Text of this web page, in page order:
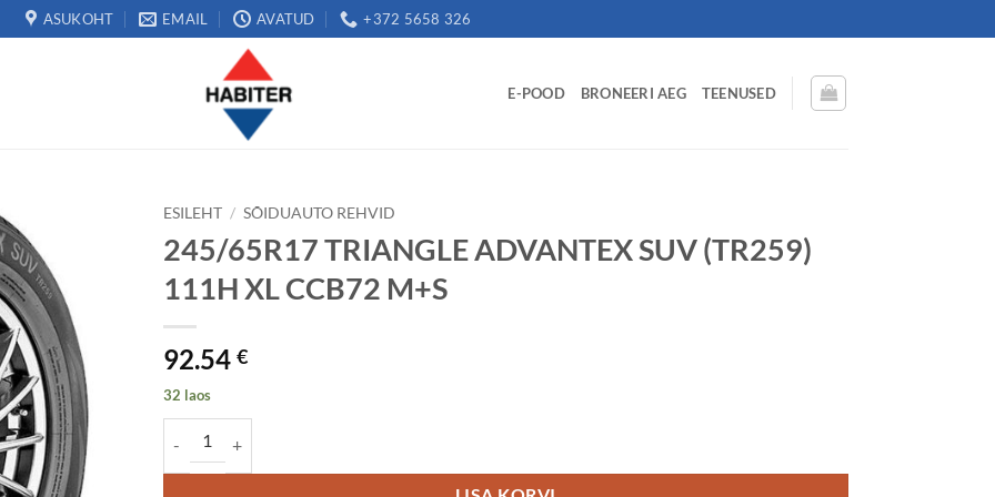
ASUKOHT EMAIL AVATUD +372 5658 326
E-POOD BRONEERI AEG TEENUSED
ESILEHT / SÕIDUAUTO REHVID
245/65R17 TRIANGLE ADVANTEX SUV (TR259)
111H XL CCB72 M+S
92.54 €
32 laos